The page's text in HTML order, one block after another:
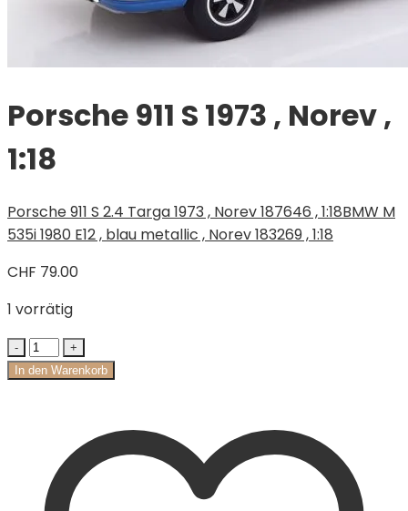
Porsche 911 S 1973 , Norev ,
1:18
Porsche 911 S 2.4 Targa 1973 , Norev 187646 , 1:18BMW M
535i 1980 E12 , blau metallic , Norev 183269 , 1:18
CHF 79.00
1 vorrätig
In den Warenkorb